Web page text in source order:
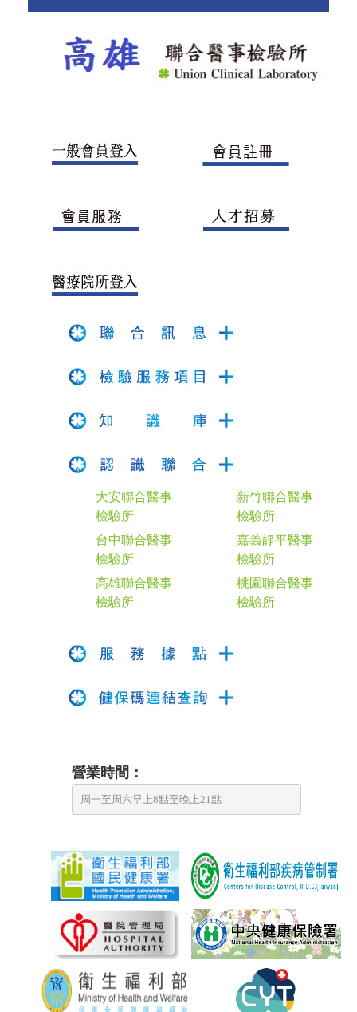
大安聯合醫事
檢驗所
新竹聯合醫事
檢驗所
台中聯合醫事
檢驗所
嘉義靜平醫事
檢驗所
高雄聯合醫事
檢驗所
桃園聯合醫事
檢驗所
營業時間：
周一至周六早上8點至晚上21點